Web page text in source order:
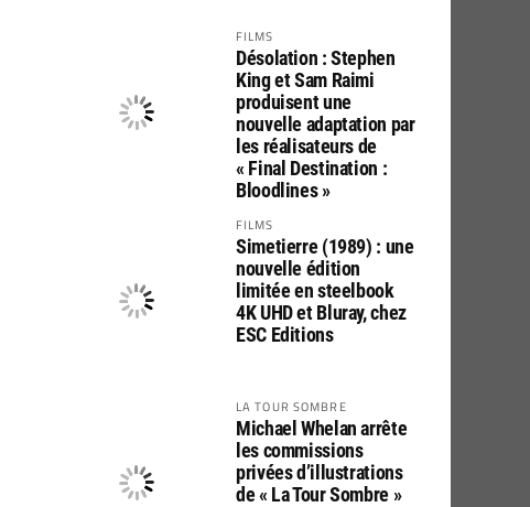
FILMS
Désolation : Stephen
King et Sam Raimi
produisent une
nouvelle adaptation par
les réalisateurs de
« Final Destination :
Bloodlines »
FILMS
Simetierre (1989) : une
nouvelle édition
limitée en steelbook
4K UHD et Bluray, chez
ESC Editions
LA TOUR SOMBRE
Michael Whelan arrête
les commissions
privées d’illustrations
de « La Tour Sombre »